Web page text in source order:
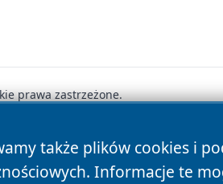
także plików cookies i
Informacje te
prawa zastrzeżone.
Polityka Cookies